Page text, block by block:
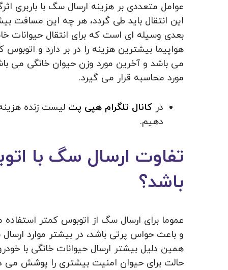
عوامل متعددی بر هزینه ارسال سگ با باربری
این انتقال باید طی گردد، هر چه این مسافت
بعدی وسیله ای است که برای انتقال حیوانات
هواپیما بیشترین هزینه را در بر دارد و
می باشد و آخرین مورد وزن حیوان خانگی می
مورد محاسبه قرار می گیرد.
در کانال تلگرام هپی پت لیست زنده
دهیم.
تفاوت ارسال سگ با
باشد؟
عموما برای ارسال سگ از اتوبوس کمتر
و باعث حواس پرتی باشد، در بیشتر موارد
همین دلیل بیشتر ارسال حیوانات خانگی با
حالت برای حیوان امنیت بیشتری را پوشش می